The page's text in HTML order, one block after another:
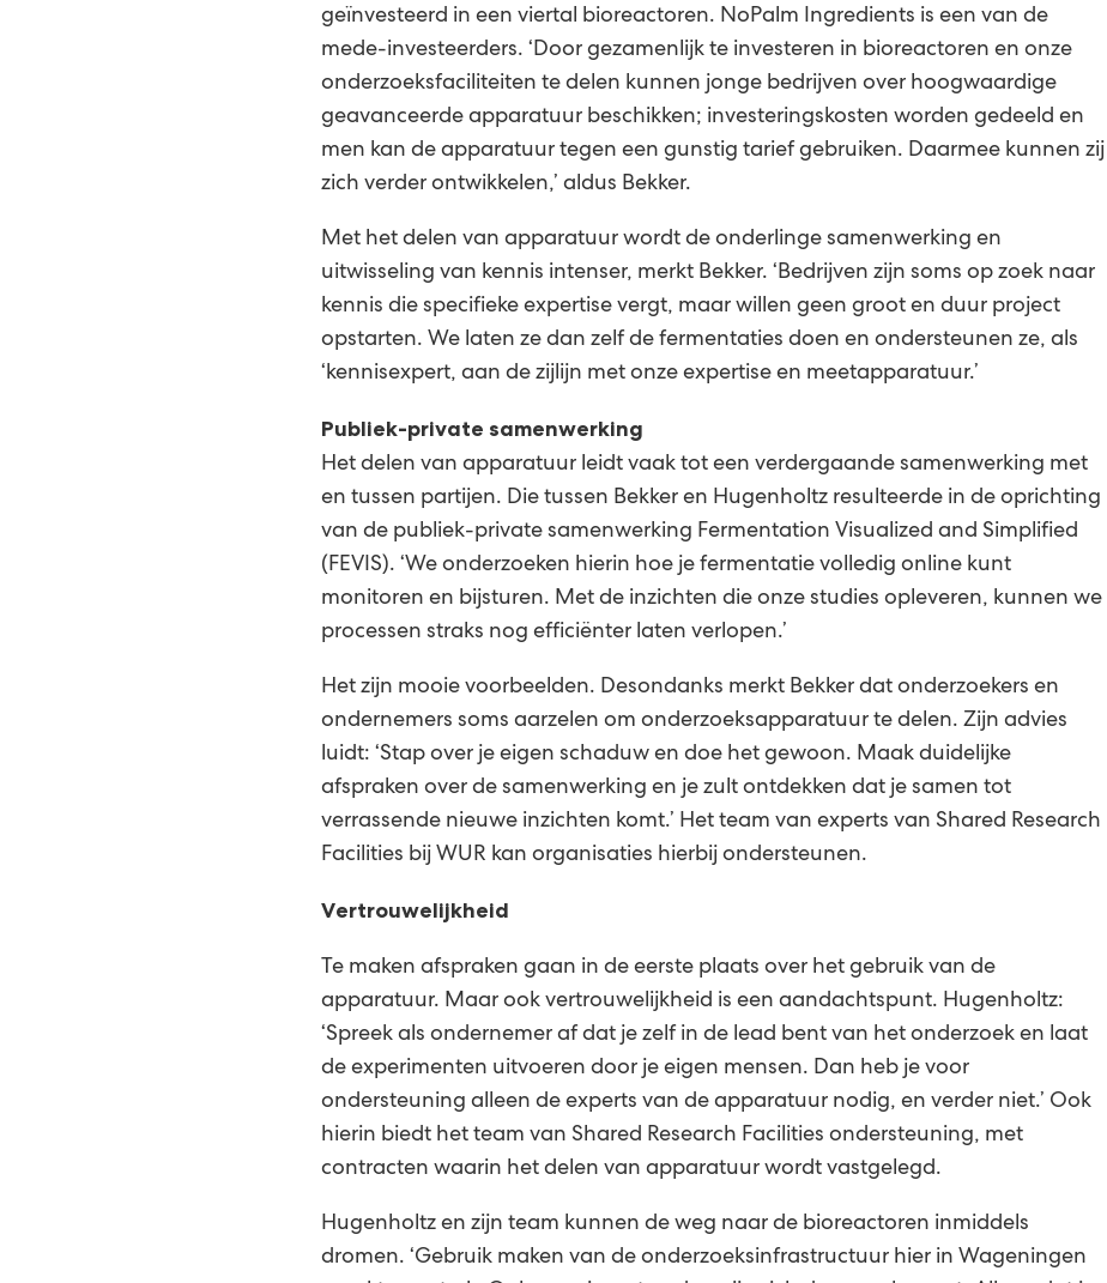
geïnvesteerd in een viertal bioreactoren. NoPalm Ingredients is een van de
mede-investeerders. ‘Door gezamenlijk te investeren in bioreactoren en onze
onderzoeksfaciliteiten te delen kunnen jonge bedrijven over hoogwaardige
geavanceerde apparatuur beschikken; investeringskosten worden gedeeld en
men kan de apparatuur tegen een gunstig tarief gebruiken. Daarmee kunnen zij
zich verder ontwikkelen,’ aldus Bekker.
Met het delen van apparatuur wordt de onderlinge samenwerking en
uitwisseling van kennis intenser, merkt Bekker. ‘Bedrijven zijn soms op zoek naar
kennis die specifieke expertise vergt, maar willen geen groot en duur project
opstarten. We laten ze dan zelf de fermentaties doen en ondersteunen ze, als
‘kennisexpert, aan de zijlijn met onze expertise en meetapparatuur.’
Publiek-private samenwerking
Het delen van apparatuur leidt vaak tot een verdergaande samenwerking met
en tussen partijen. Die tussen Bekker en Hugenholtz resulteerde in de oprichting
van de publiek-private samenwerking Fermentation Visualized and Simplified
(FEVIS). ‘We onderzoeken hierin hoe je fermentatie volledig online kunt
monitoren en bijsturen. Met de inzichten die onze studies opleveren, kunnen we
processen straks nog efficiënter laten verlopen.’
Het zijn mooie voorbeelden. Desondanks merkt Bekker dat onderzoekers en
ondernemers soms aarzelen om onderzoeksapparatuur te delen. Zijn advies
luidt: ‘Stap over je eigen schaduw en doe het gewoon. Maak duidelijke
afspraken over de samenwerking en je zult ontdekken dat je samen tot
verrassende nieuwe inzichten komt.’ Het team van experts van Shared Research
Facilities bij WUR kan organisaties hierbij ondersteunen.
Vertrouwelijkheid
Te maken afspraken gaan in de eerste plaats over het gebruik van de
apparatuur. Maar ook vertrouwelijkheid is een aandachtspunt. Hugenholtz:
‘Spreek als ondernemer af dat je zelf in de lead bent van het onderzoek en laat
de experimenten uitvoeren door je eigen mensen. Dan heb je voor
ondersteuning alleen de experts van de apparatuur nodig, en verder niet.’ Ook
hierin biedt het team van Shared Research Facilities ondersteuning, met
contracten waarin het delen van apparatuur wordt vastgelegd.
Hugenholtz en zijn team kunnen de weg naar de bioreactoren inmiddels
dromen. ‘Gebruik maken van de onderzoeksinfrastructuur hier in Wageningen